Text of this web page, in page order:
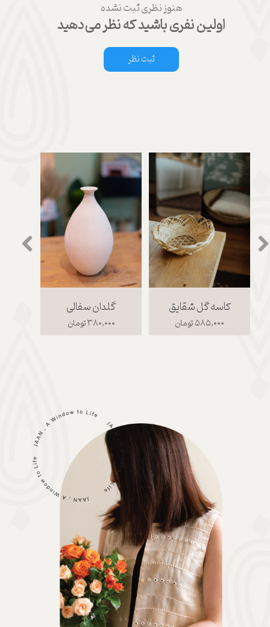
هنوز نظری ثبت نشده
اولین نفری باشید که نظر می‌دهید
ثبت نظر
گلدان سفالی
۳۸۰,۰۰۰ تومان
کاسه گل شقایق
۵۸۵,۰۰۰ تومان